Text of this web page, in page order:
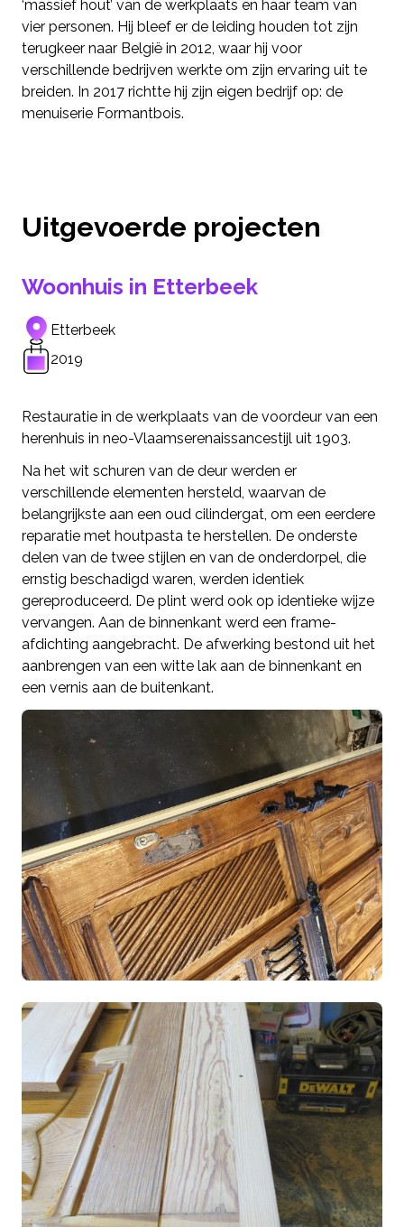
‘massief hout’ van de werkplaats en haar team van
vier personen. Hij bleef er de leiding houden tot zijn
terugkeer naar België in 2012, waar hij voor
verschillende bedrijven werkte om zijn ervaring uit te
breiden. In 2017 richtte hij zijn eigen bedrijf op: de
menuiserie Formantbois.
Uitgevoerde projecten
Woonhuis in Etterbeek
Etterbeek
2019
Restauratie in de werkplaats van de voordeur van een
herenhuis in neo-Vlaamserenaissancestijl uit 1903.
Na het wit schuren van de deur werden er
verschillende elementen hersteld, waarvan de
belangrijkste aan een oud cilindergat, om een eerdere
reparatie met houtpasta te herstellen. De onderste
delen van de twee stijlen en van de onderdorpel, die
ernstig beschadigd waren, werden identiek
gereproduceerd. De plint werd ook op identieke wijze
vervangen. Aan de binnenkant werd een frame-
afdichting aangebracht. De afwerking bestond uit het
aanbrengen van een witte lak aan de binnenkant en
een vernis aan de buitenkant.